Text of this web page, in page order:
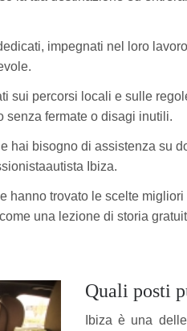
impegnati nel loro
sui percorsi locali e sulle
senza fermate o disagi inutili.
hai bisogno di assistenza su
Ibiza.
hanno trovato le scelte
una lezione di storia
Quali posti
Ibiza è una